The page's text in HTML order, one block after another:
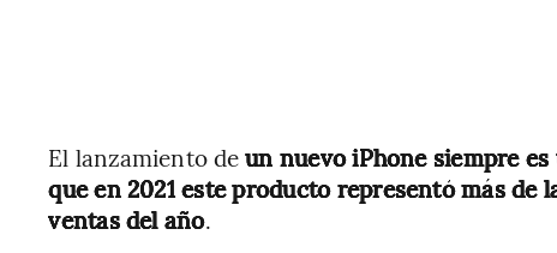
El lanzamiento deun nuevo iPhone siempre
que en 2021 este producto representó más de
ventas del año.